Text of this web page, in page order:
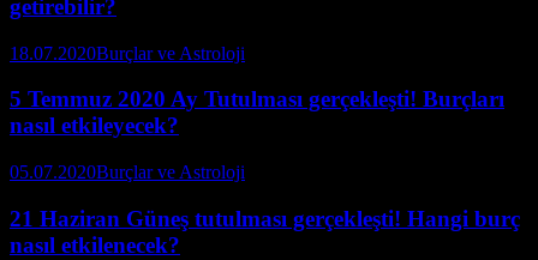
getirebilir?
18.07.2020Burçlar ve Astroloji
5 Temmuz 2020 Ay Tutulması gerçekleşti! Burçları
nasıl etkileyecek?
05.07.2020Burçlar ve Astroloji
21 Haziran Güneş tutulması gerçekleşti! Hangi burç
nasıl etkilenecek?